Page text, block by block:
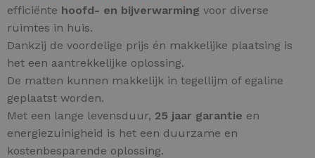
efficiënte hoofd- en bijverwarming voor diverse
ruimtes in huis.
Dankzij de voordelige prijs én makkelijke plaatsing is
het een aantrekkelijke oplossing.
De matten kunnen makkelijk in tegellijm of egaline
geplaatst worden.
Met een lange levensduur, 25 jaar garantie en
energiezuinigheid is het een duurzame en
kostenbesparende oplossing.